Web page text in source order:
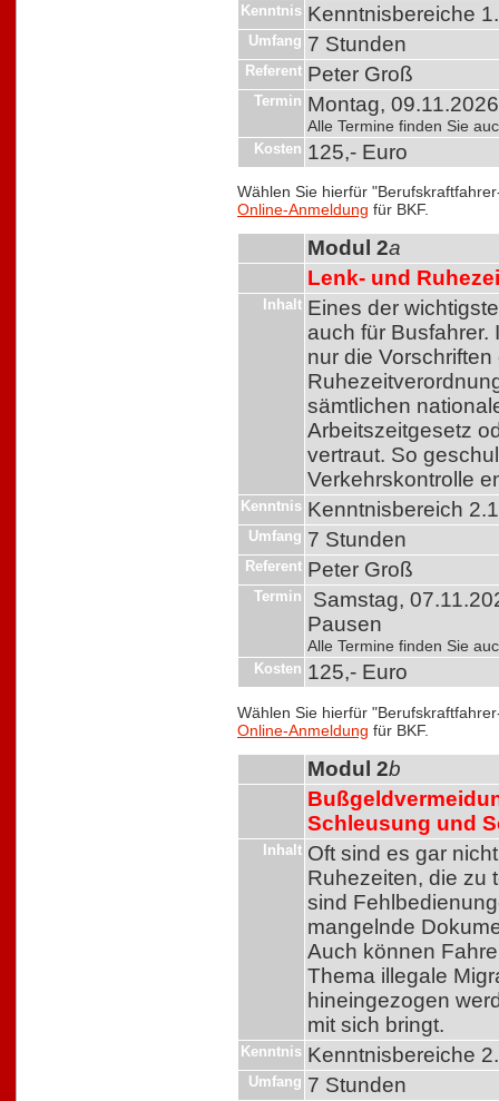
Kenntnis Kenntnisbereiche
Umfang 7 Stunden
Referent Peter Groß
Termin Montag,
Alle Termine finden Sie
Kosten 125,- Euro
Wählen Sie hierfür
Online-Anmeldung für BKF.
Modul 2a
Lenk- und
Inhalt Eines der
auch für Busfahrer.
nur die
sämtlichen
Arbeitszeitgesetz
vertraut. So
Verkehrskontrolle
Kenntnis Kenntnisbereich
Umfang 7 Stunden
Referent Peter Groß
Termin
Samstag,
Pausen
Alle Termine finden Sie
Kosten 125,- Euro
Wählen Sie hierfür
Online-Anmeldung für BKF.
Modul 2b
Schleusung und
Inhalt Oft sind es gar
Ruhezeiten, die zu
sind
mangelnde
Auch können
Thema illegale
hineingezogen
mit sich bringt.
Kenntnis Kenntnisbereiche
Umfang 7 Stunden